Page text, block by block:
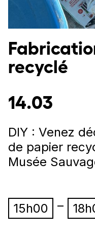
recyclé
14.03
DIY : Venez
de papier
Musée
15h00 –